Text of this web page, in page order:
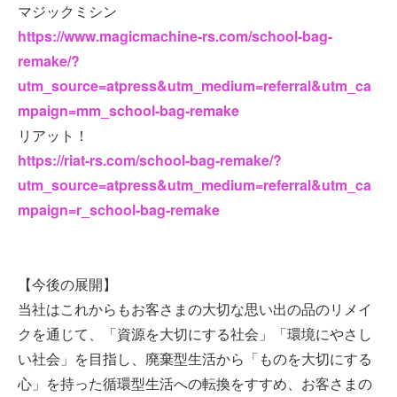
マジックミシン
https://www.magicmachine-rs.com/school-bag-
remake/?
utm_source=atpress&utm_medium=referral&utm_ca
mpaign=mm_school-bag-remake
リアット！
https://riat-rs.com/school-bag-remake/?
utm_source=atpress&utm_medium=referral&utm_ca
mpaign=r_school-bag-remake
【今後の展開】
当社はこれからもお客さまの大切な思い出の品のリメイ
クを通じて、「資源を大切にする社会」「環境にやさし
い社会」を目指し、廃棄型生活から「ものを大切にする
心」を持った循環型生活への転換をすすめ、お客さまの